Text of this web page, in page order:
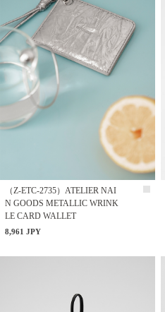
（Z-ETC-2735）ATELIER NAI
N GOODS METALLIC WRINK
LE CARD WALLET
8,961 JPY